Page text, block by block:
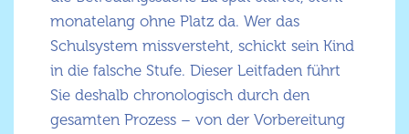
monatelang ohne Platz da. Wer das
Schulsystem missversteht, schickt sein Kind
in die falsche Stufe. Dieser Leitfaden führt
Sie deshalb chronologisch durch den
gesamten Prozess – von der Vorbereitung